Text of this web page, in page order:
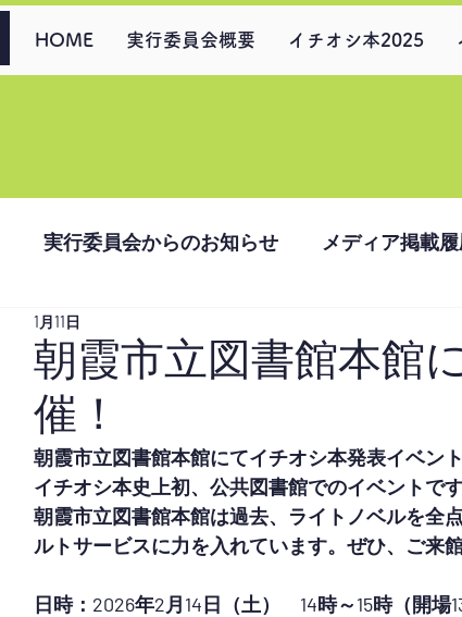
HOME 実行委員会概要 イチオシ本2025
実行委員会からのお知らせ メディア掲載
朝霞市立図書館本館
催！
1月11日
朝霞市立図書館本館にてイチオシ本発表イベン
イチオシ本史上初、公共図書館でのイベントです
朝霞市立図書館本館は過去、ライトノベルを全
ルトサービスに力を入れています。ぜひ、ご来
日時：2026年2月14日（土）　14時～15時（開場